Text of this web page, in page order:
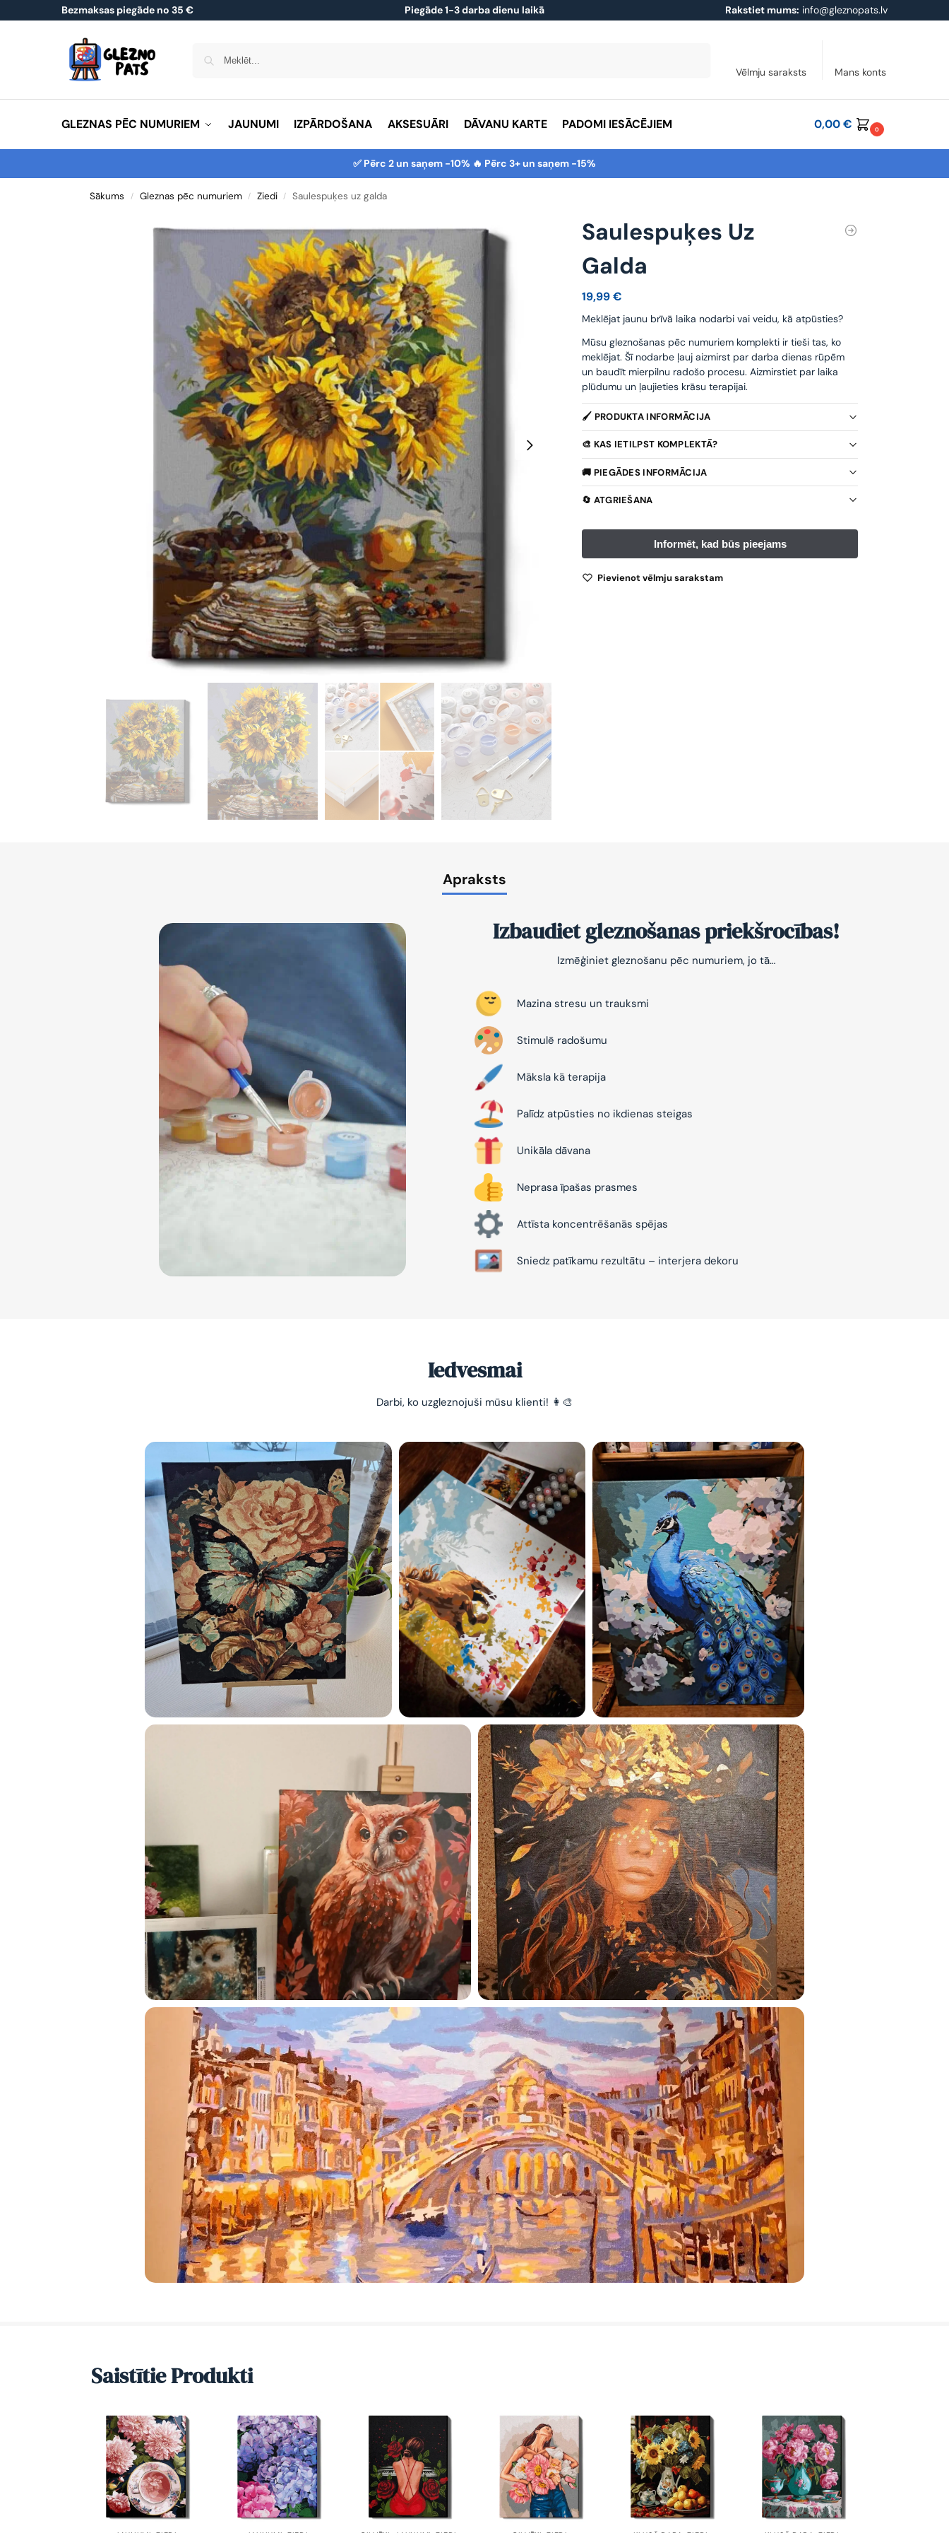
Bezmaksas piegāde no 35 € Piegāde 1-3 darba dienu laikā Rakstiet mums: info@gleznopats.lv
Vēlmju saraksts Mans konts
GLEZNAS PĒC NUMURIEM JAUNUMI IZPĀRDOŠANA AKSESUĀRI DĀVANU KARTE PADOMI IESĀCĒJIEM 0,00€ 0
✅ Pērc 2 un saņem -10% 🔥 Pērc 3+ un saņem -15%
Sākums / Gleznas pēc numuriem / Ziedi / Saulespuķes uz galda
Saulespuķes Uz
Galda
19,99€
Meklējat jaunu brīvā laika nodarbi vai veidu, kā atpūsties?
Mūsu gleznošanas pēc numuriem komplekti ir tieši tas, ko
meklējat. Šī nodarbe ļauj aizmirst par darba dienas rūpēm
un baudīt mierpilnu radošo procesu. Aizmirstiet par laika
plūdumu un ļaujieties krāsu terapijai.
🖌️ PRODUKTA INFORMĀCIJA
🎨 KAS IETILPST KOMPLEKTĀ?
🚚 PIEGĀDES INFORMĀCIJA
🔄 ATGRIEŠANA
Pievienot vēlmju sarakstam
Apraksts
Izbaudiet gleznošanas priekšrocības!
Izmēģiniet gleznošanu pēc numuriem, jo tā…
Mazina stresu un trauksmi
Stimulē radošumu
Māksla kā terapija
Palīdz atpūsties no ikdienas steigas
Unikāla dāvana
Neprasa īpašas prasmes
Attīsta koncentrēšanās spējas
Sniedz patīkamu rezultātu – interjera dekoru
Iedvesmai
Darbi, ko uzgleznojuši mūsu klienti! 👩‍🎨
Saistītie Produkti